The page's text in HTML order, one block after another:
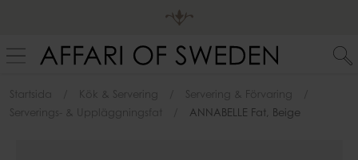
Startsida Kök & Servering
Servering & Förvaring
Serverings- & Uppläggningsfat
ANNABELLE Fat, Beige